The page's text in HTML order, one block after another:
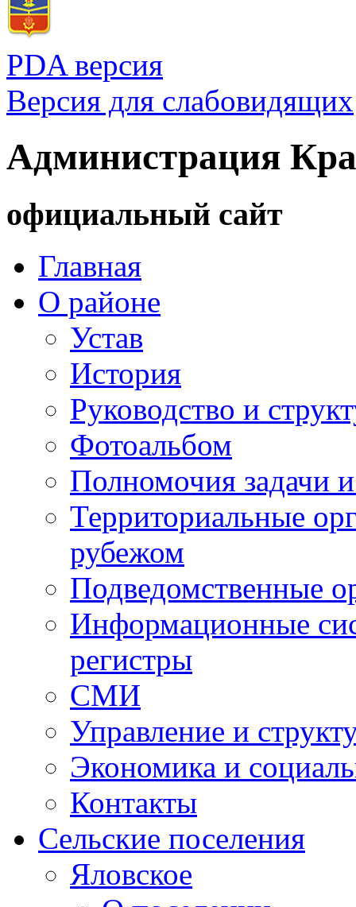
PDA версия
Версия для слабовидящих
Администрация
официальный сайт
Главная
О районе
Устав
История
Руководство и
Фотоальбом
Полномочия задачи
Территориальные
рубежом
Подведомственные
Информационные
регистры
СМИ
Управление и
Экономика и
Контакты
Сельские поселения
Яловское